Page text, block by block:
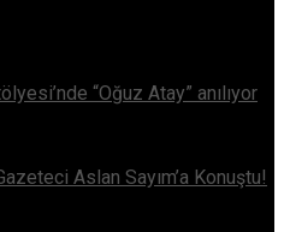
“Oğuz Atay” anılıyor
Aslan Sayım’a Konuştu!